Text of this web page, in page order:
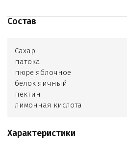
Состав
Сахар
патока
пюре яблочное
белок яичный
пектин
лимонная кислота
консерванты E200
Характеристики